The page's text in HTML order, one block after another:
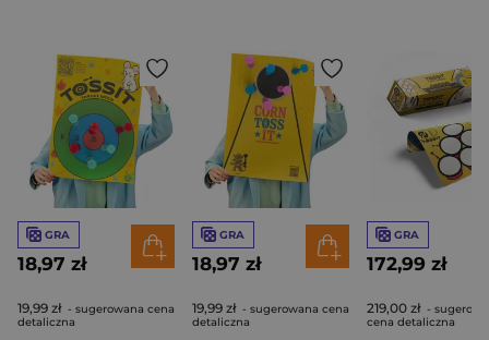
GRA
18,97 zł
19,99 zł - sugerowana cena
detaliczna
GRA
18,97 zł
19,99 zł - sugerowana cena
detaliczna
GRA
172,99 zł
219,00 zł -
cena detaliczna